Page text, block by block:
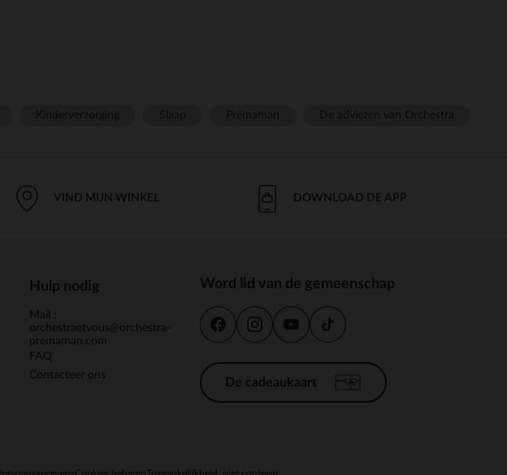
VIND MIJN WINKEL DOWNLOAD DE APP
Hulp nodig
Mail :
orchestraetvous@orchestra-
premaman.com
FAQ
Contacteer ons
Word lid van de gemeenschap
De cadeaukaart